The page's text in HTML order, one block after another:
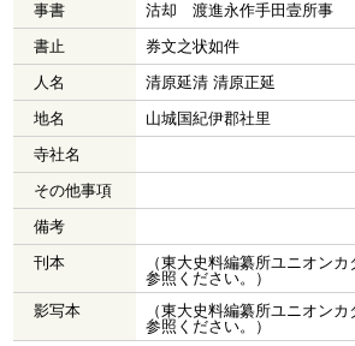
事書
沽却 渡進永作手田壹所事
書止
券文之状如件
人名
清原延清 清原正延
地名
山城国紀伊郡社里
寺社名
その他事項
備考
刊本
（東大史料編纂所ユニオン
参照ください。）
影写本
（東大史料編纂所ユニオン
参照ください。）